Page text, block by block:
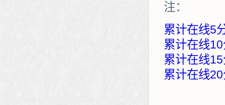
注：
累计在线5
累计在线
累计在线
累计在线